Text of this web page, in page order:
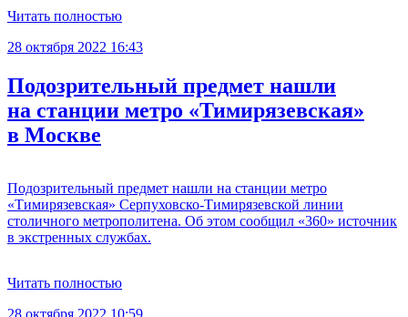
Читать полностью
28 октября 2022 16:43
Подозрительный предмет нашли
на станции метро «Тимирязевская»
в Москве
Подозрительный предмет нашли на станции метро
«Тимирязевская» Серпуховско-Тимирязевской линии
столичного метрополитена. Об этом сообщил «360» источник
в экстренных службах.
Читать полностью
28 октября 2022 10:59